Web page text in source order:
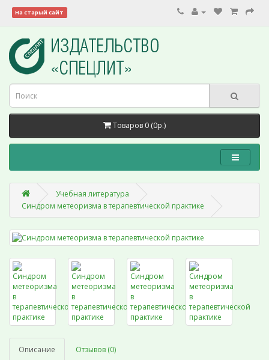
На старый сайт
Товаров 0 (0р.)
Учебная литература
Синдром метеоризма в терапевтической практике
Описание Отзывов (0)